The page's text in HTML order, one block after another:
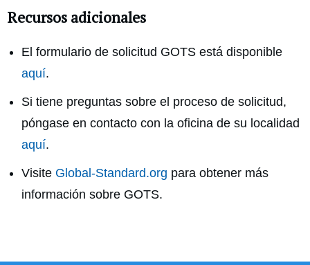
Recursos adicionales
El formulario de solicitud GOTS está disponible
aquí.
Si tiene preguntas sobre el proceso de solicitud,
póngase en contacto con la oficina de su localidad
aquí.
Visite Global-Standard.org para obtener más
información sobre GOTS.